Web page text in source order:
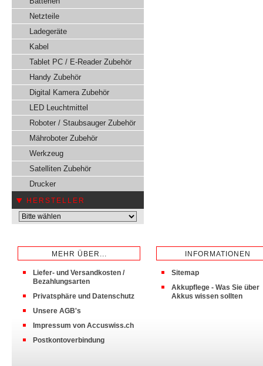
Netzteile
Ladegeräte
Kabel
Tablet PC / E-Reader Zubehör
Handy Zubehör
Digital Kamera Zubehör
LED Leuchtmittel
Roboter / Staubsauger Zubehör
Mähroboter Zubehör
Werkzeug
Satelliten Zubehör
Drucker
HERSTELLER
MEHR ÜBER...
Liefer- und Versandkosten /
Bezahlungsarten
Privatsphäre und Datenschutz
Unsere AGB's
Impressum von Accuswiss.ch
Postkontoverbindung
INFORMATIONEN
Sitemap
Akkupflege - Was Sie über
Akkus wissen sollten